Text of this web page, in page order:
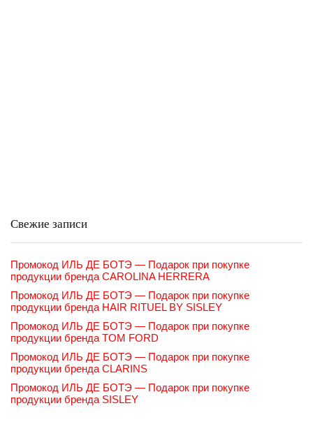
Свежие записи
Промокод ИЛЬ ДЕ БОТЭ — Подарок при покупке
продукции бренда CAROLINA HERRERA
Промокод ИЛЬ ДЕ БОТЭ — Подарок при покупке
продукции бренда HAIR RITUEL BY SISLEY
Промокод ИЛЬ ДЕ БОТЭ — Подарок при покупке
продукции бренда TOM FORD
Промокод ИЛЬ ДЕ БОТЭ — Подарок при покупке
продукции бренда CLARINS
Промокод ИЛЬ ДЕ БОТЭ — Подарок при покупке
продукции бренда SISLEY